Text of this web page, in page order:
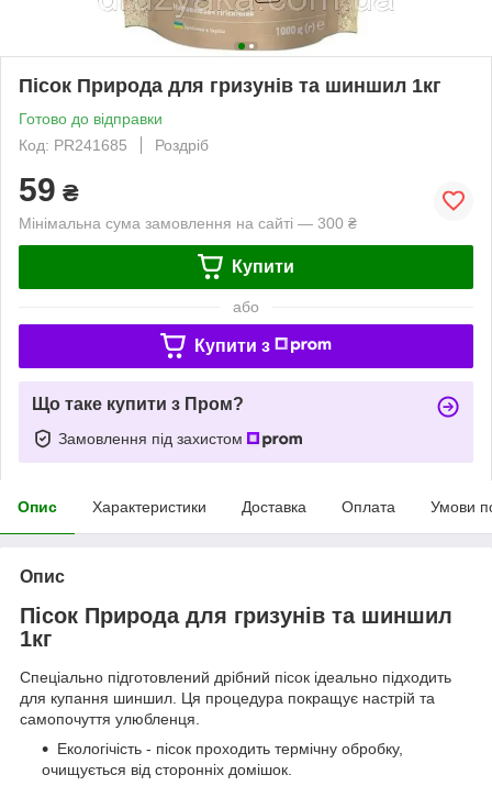
Пісок Природа для гризунів та шиншил 1кг
Готово до відправки
Код: PR241685
Роздріб
59 ₴
Мінімальна сума замовлення на сайті — 300 ₴
Купити
або
Купити з
Що таке купити з Пром?
Замовлення під захистом
Опис Характеристики Доставка Оплата Умови
Опис
Пісок Природа для гризунів та шиншил
1кг
Спеціально підготовлений дрібний пісок ідеально підходить
для купання шиншил. Ця процедура покращує настрій та
самопочуття улюбленця.
Екологічість - пісок проходить термічну обробку,
очищується від сторонніх домішок.